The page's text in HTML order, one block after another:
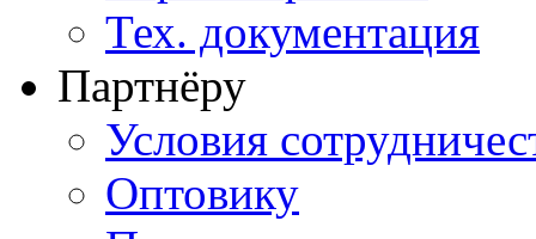
Тех. документация
Партнёру
Условия
Оптовику